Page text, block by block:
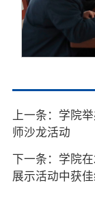
上一条：学院
师沙龙活动
下一条：学院
展示活动中获